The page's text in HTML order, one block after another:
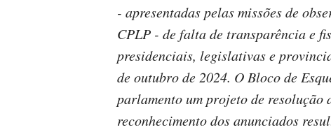
- apresentadas pelas missões de
CPLP - de falta de transparência e
presidenciais, legislativas e
de outubro de 2024. O Bloco de
parlamento um projeto de resolução
reconhecimento dos anunciados